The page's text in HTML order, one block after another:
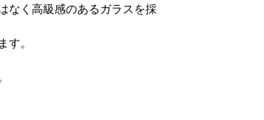
なく高級感のあるガラスを採
す。